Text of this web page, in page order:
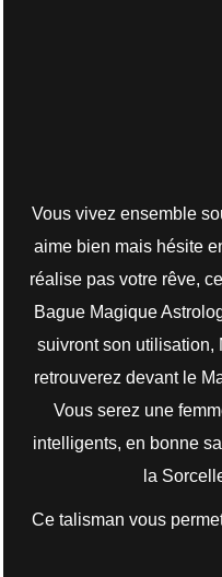
Vous vivez ensemble
aime bien mais hésite
réalise pas votre rêve,
Bague Magique
suivront son utilisation,
retrouverez devant le
Vous serez une
intelligents, en bonne
la
Ce talisman vous